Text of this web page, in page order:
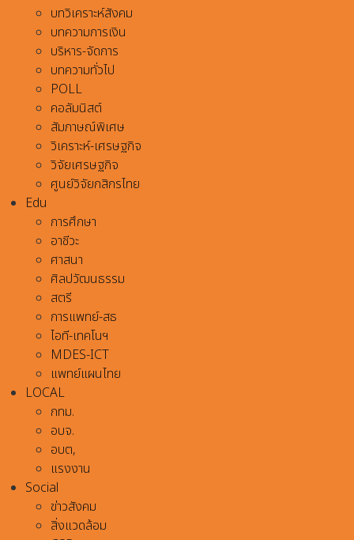
บทวิเคราะห์สังคม
บทความการเงิน
บริหาร-จัดการ
บทความทั่วไป
POLL
คอลัมนิสต์
สัมภาษณ์พิเศษ
วิเคราะห์-เศรษฐกิจ
วิจัยเศรษฐกิจ
ศูนย์วิจัยกสิกรไทย
Edu
การศึกษา
อาชีวะ
ศาสนา
ศิลปวัฒนธรรม
สตรี
การแพทย์-สธ
ไอที-เทคโนฯ
MDES-ICT
แพทย์แผนไทย
LOCAL
กทม.
อบจ.
อบต,
แรงงาน
Social
ข่าวสังคม
สิ่งแวดล้อม